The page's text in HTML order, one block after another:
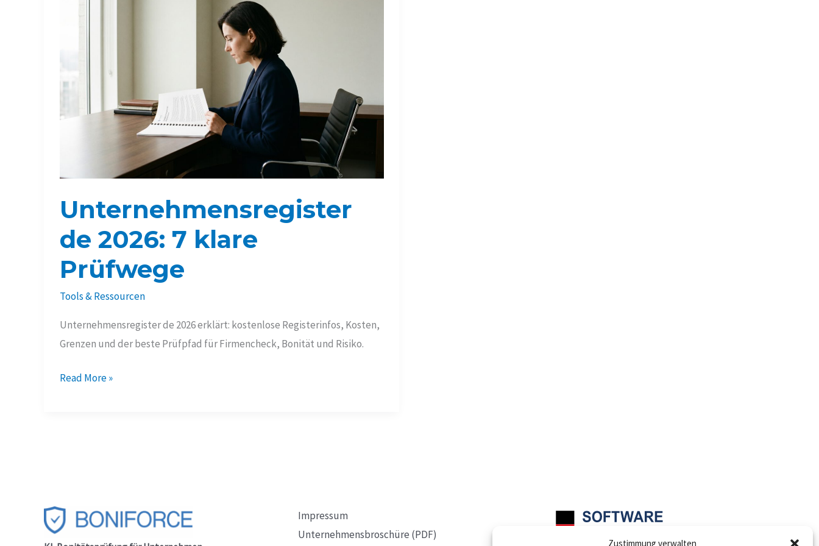
Zustimmung verwalten
Unternehmensregister
de 2026: 7 klare
Prüfwege
Tools & Ressourcen
Unternehmensregister de 2026 erklärt: kostenlose Registerinfos, Kosten,
Grenzen und der beste Prüfpfad für Firmencheck, Bonität und Risiko.
Unternehmensregister
Read More »
Impressum
Unternehmensbroschüre (PDF)